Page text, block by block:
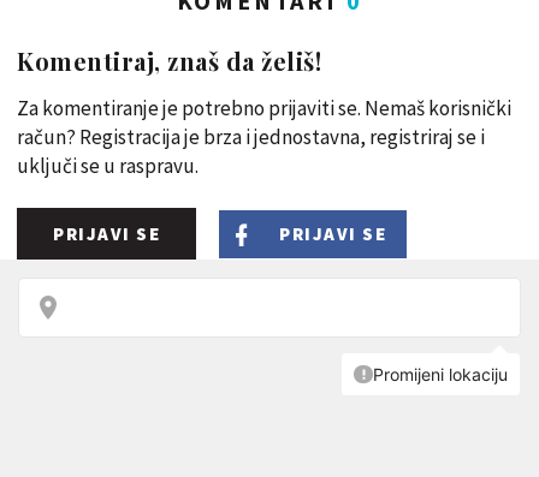
Komentiraj, znaš da želiš!
Za komentiranje je potrebno prijaviti se. Nemaš korisnički
račun? Registracija je brza i jednostavna, registriraj se i
uključi se u raspravu.
PRIJAVI SE PRIJAVI SE